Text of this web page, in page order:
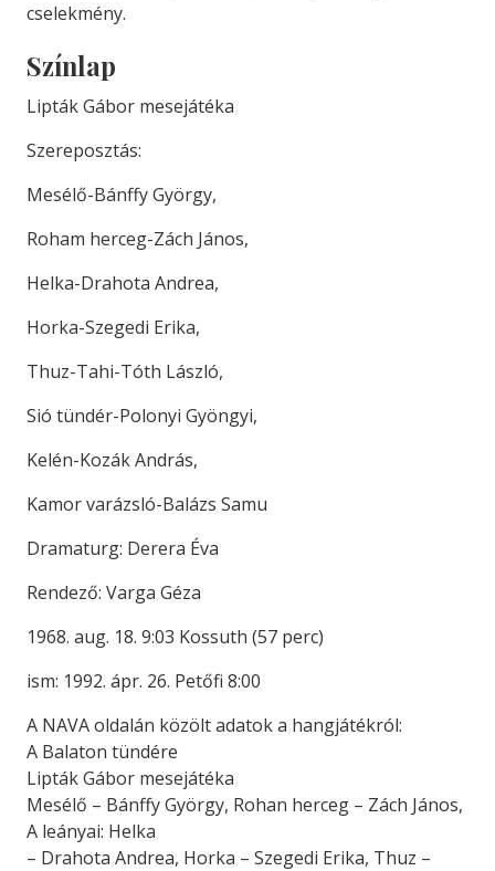
cselekmény.
Színlap
Lipták Gábor mesejátéka
Szereposztás:
Mesélő-Bánffy György,
Roham herceg-Zách János,
Helka-Drahota Andrea,
Horka-Szegedi Erika,
Thuz-Tahi-Tóth László,
Sió tündér-Polonyi Gyöngyi,
Kelén-Kozák András,
Kamor varázsló-Balázs Samu
Dramaturg: Derera Éva
Rendező: Varga Géza
1968. aug. 18. 9:03 Kossuth (57 perc)
ism: 1992. ápr. 26. Petőfi 8:00
A NAVA oldalán közölt adatok a hangjátékról:
A Balaton tündére
Lipták Gábor mesejátéka
Mesélő – Bánffy György, Rohan herceg – Zách János,
A leányai: Helka
– Drahota Andrea, Horka – Szegedi Erika, Thuz –